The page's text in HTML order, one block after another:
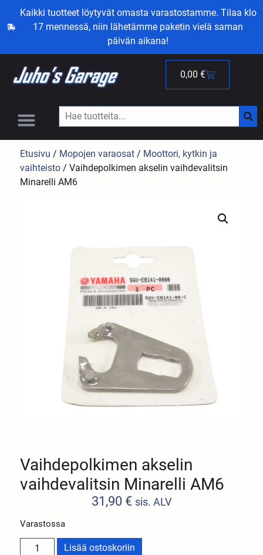
Kaikki tuotteet löytyvät omasta varastostamme. Tilaa klo
17 mennessä, niin lähetämme paketin vielä saman
päivän aikana!
0,00 €
Etusivu / Mopojen varaosat / Moottori, kytkin ja
vaihteisto / Vaihdepolkimen akselin vaihdevalitsin
Minarelli AM6
Vaihdepolkimen akselin
vaihdevalitsin Minarelli AM6
31,90 € sis. ALV
Varastossa
Lisää ostoskoriin